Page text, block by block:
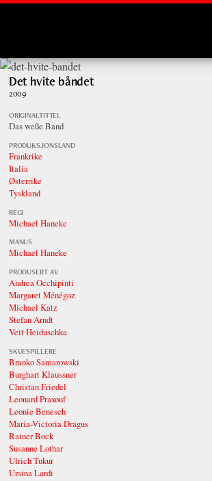
Det hvite båndet
2009
ORIGINALTITTEL
Das weße Band
PRODUKSJONSLAND
Frankrike
Italia
Østerrike
Tyskland
REGI
Michael Haneke
MANUS
Michael Haneke
PRODUSERT AV
Andrea Occhipinti
Margaret Ménégoz
Michael Katz
Stefan Arndt
Veit Heiduschka
SKUESPILLERE
Branko Samarowski
Burghart Klaussner
Christan Friedel
Leonard Praxouf
Leonie Benesch
Maria-Victoria Dragus
Rainer Bock
Susanne Lothar
Ulrich Tukur
Ursina Lardi